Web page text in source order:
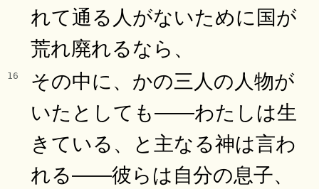
れて通る人がないために国が
荒れ廃れるなら、
16
その中に、かの三人の人物が
いたとしても――わたしは生
きている、と主なる神は言わ
れる――彼らは自分の息子、